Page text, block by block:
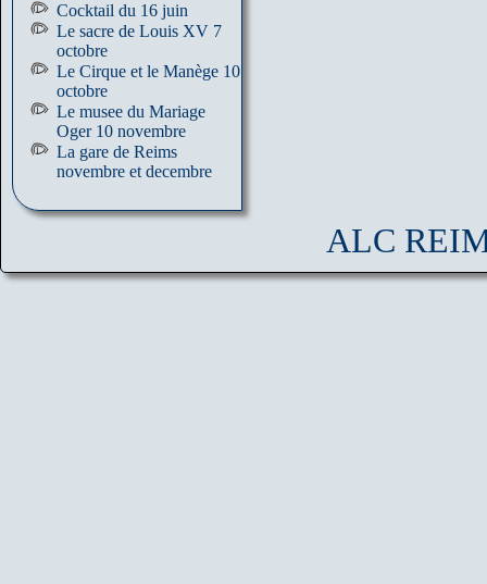
Cocktail du 16 juin
Le sacre de Louis XV 7
octobre
Le Cirque et le Manège 10
octobre
Le musee du Mariage
Oger 10 novembre
La gare de Reims
novembre et decembre
ALC